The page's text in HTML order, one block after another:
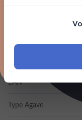
18 jaar
EAN
Type Agave